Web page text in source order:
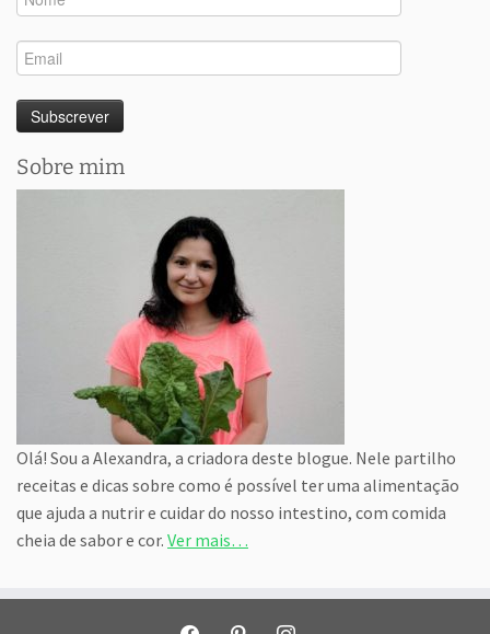
Sobre mim
Olá! Sou a Alexandra, a criadora deste blogue. Nele partilho
receitas e dicas sobre como é possível ter uma alimentação
que ajuda a nutrir e cuidar do nosso intestino, com comida
cheia de sabor e cor. Ver mais…
facebook pinterest instagram